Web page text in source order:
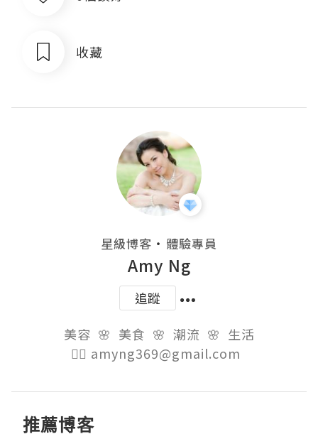
收藏
星級博客 ・ 體驗專員
Amy Ng
追蹤
美容  🌸  美食  🌸  潮流  🌸  生活
👉🏻 amyng369@gmail.com
推薦博客